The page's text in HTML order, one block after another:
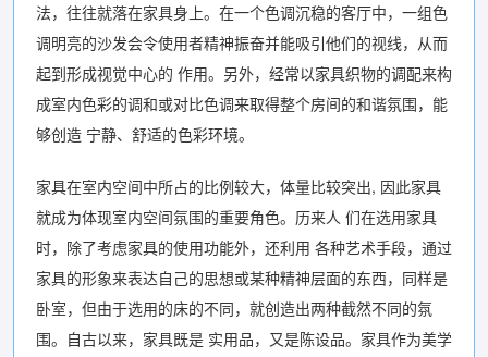
法，往往就落在家具身上。在一个色调沉稳的客厅中，一组色
调明亮的沙发会令使用者精神振奋并能吸引他们的视线，从而
起到形成视觉中心的 作用。另外，经常以家具织物的调配来构
成室内色彩的调和或对比色调来取得整个房间的和谐氛围，能
够创造 宁静、舒适的色彩环境。
家具在室内空间中所占的比例较大，体量比较突出, 因此家具
就成为体现室内空间氛围的重要角色。历来人 们在选用家具
时，除了考虑家具的使用功能外，还利用 各种艺术手段，通过
家具的形象来表达自己的思想或某种精神层面的东西，同样是
卧室，但由于选用的床的不同，就创造出两种截然不同的氛
围。自古以来，家具既是 实用品，又是陈设品。家具作为美学